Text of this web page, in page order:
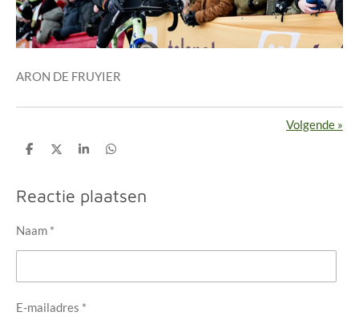
ARON DE FRUYIER
Volgende »
D
n
D
l
S
e
D
e
n
Reactie plaatsen
Naam *
E-mailadres *